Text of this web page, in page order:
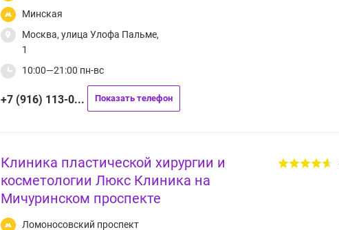
Минская
Москва, улица Улофа Пальме,
1
10:00—21:00 пн-вс
+7 (916) 113-0... Показать телефон
Клиника пластической хирургии и
косметологии Люкс Клиника на
Мичуринском проспекте
Ломоносовский проспект